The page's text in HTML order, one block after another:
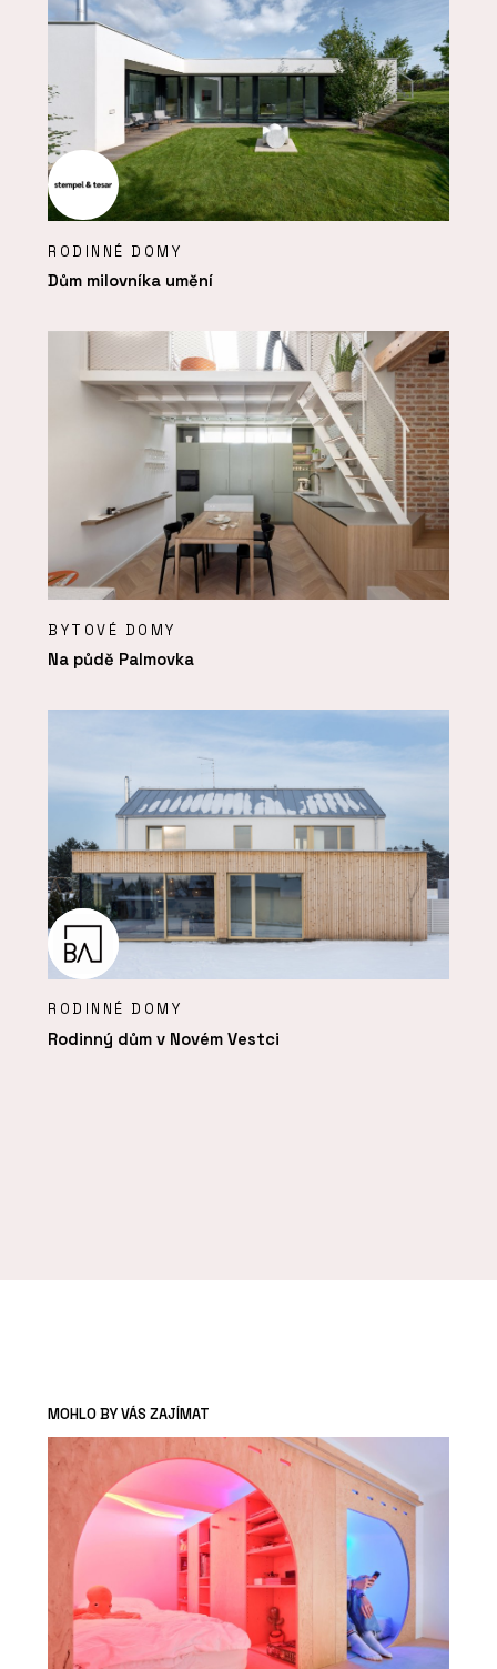
RODINNÉ DOMY
Dům milovníka umění
BYTOVÉ DOMY
Na půdě Palmovka
RODINNÉ DOMY
Rodinný dům v Novém Vestci
MOHLO BY VÁS ZAJÍMAT